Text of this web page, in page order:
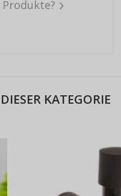
Produkte?
KATEGORIE